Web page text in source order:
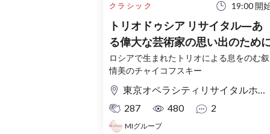
クラシック 19:00 開
トリオドゥシア リサイタル―あ
る偉大な芸術家の思い出のため
ロシアで生まれたトリオによる息をのむ叙
情美のチャイコフスキー
東京オペラシティリサイタルホール
287
480 2
MIグループ